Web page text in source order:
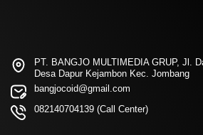
PT. BANGJO MULTIMEDIA GRUP, Jl.
Desa Dapur Kejambon Kec. Jombang
bangjocoid@gmail.com
082140704139 (Call Center)